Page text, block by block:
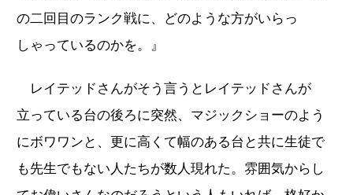
の二回目のランク戦に、どのような方がいらっ
しゃっているのかを。』
レイテッドさんがそう言うとレイテッドさんが
立っている台の後ろに突然、マジックショーのよう
にボワワンと、更に高くて幅のある台と共に生徒で
も先生でもない人たちが数人現れた。雰囲気からし